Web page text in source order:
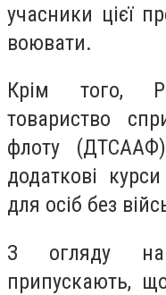
учасники цієї
воювати.
Крім того,
товариство
флоту
додаткові
для осіб без
З огляду
припускають,